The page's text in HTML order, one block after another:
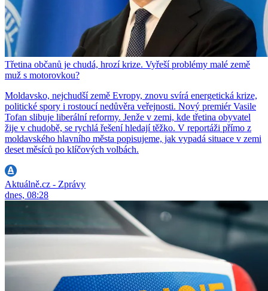
Třetina občanů je chudá, hrozí krize. Vyřeší problémy malé země
muž s motorovkou?
Moldavsko, nejchudší země Evropy, znovu svírá energetická krize,
politické spory i rostoucí nedůvěra veřejnosti. Nový premiér Vasile
Tofan slibuje liberální reformy. Jenže v zemi, kde třetina obyvatel
žije v chudobě, se rychlá řešení hledají těžko. V reportáži přímo z
moldavského hlavního města popisujeme, jak vypadá situace v zemi
deset měsíců po klíčových volbách.
Aktuálně.cz - Zprávy
dnes, 08:28